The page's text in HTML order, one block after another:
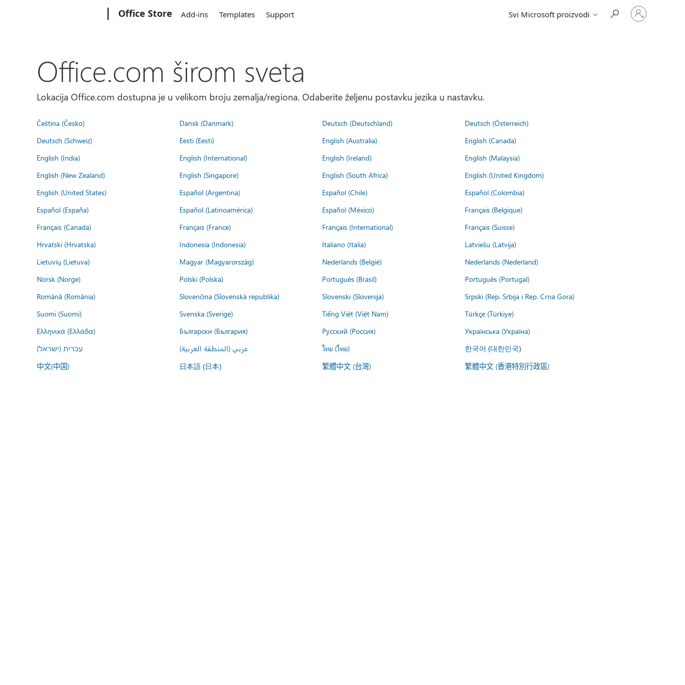
Office Store Add-ins Templates Support Svi Microsoft proizvodi
Prijavite
se
Office.com širom sveta
Lokacija Office.com dostupna je u velikom broju zemalja/regiona. Odaberite željenu postavku jezika u nastavku.
Čeština (Česko) Dansk (Danmark) Deutsch (Deutschland)
Deutsch (Österreich)
Deutsch (Schweiz)
Eesti (Eesti) English (Australia)
English (Canada)
English (India)
English (International) English (Ireland)
English (Malaysia)
English (New Zealand)
English (Singapore) English (South Africa)
English (United Kingdom)
English (United States)
Español (Argentina) Español (Chile)
Español (Colombia)
Español (España)
Español (Latinoamérica) Español (México)
Français (Belgique)
Français (Canada)
Français (France) Français (International)
Français (Suisse)
Hrvatski (Hrvatska)
Indonesia (Indonesia) Italiano (Italia)
Latviešu (Latvija)
Lietuvių (Lietuva)
Magyar (Magyarország) Nederlands (België)
Nederlands (Nederland)
Norsk (Norge)
Polski (Polska) Português (Brasil)
Português (Portugal)
Română (România)
Slovenčina (Slovenská republika) Slovenski (Slovenija)
Srpski (Rep. Srbija i Rep. Crna Gora)
Suomi (Suomi)
Svenska (Sverige) Tiếng Việt (Việt Nam)
Türkçe (Türkiye)
Ελληνικά (Ελλάδα)
Български (България) Русский (Россия)
Українська (Україна)
עברית (ישראל)
عربي (المنطقة العربية) ไทย (ไทย) 한국어 (대한민국)
中文(中国) 日本語 (日本) 繁體中文 (台灣) 繁體中文 (香港特別行政區)